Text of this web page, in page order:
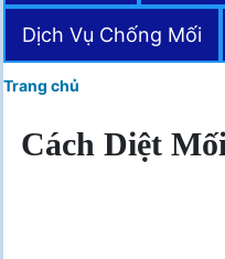
Dịch Vụ Chống Mối
Trang chủ
Cách Diệt